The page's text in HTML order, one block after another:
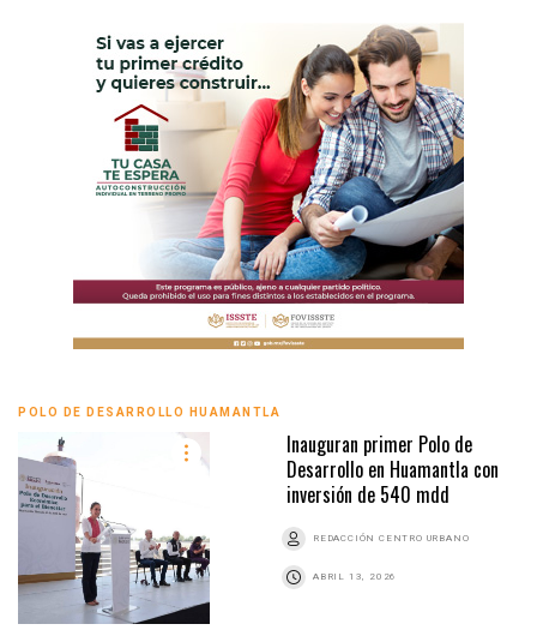
POLO DE DESARROLLO HUAMANTLA
Inauguran primer Polo de
Desarrollo en Huamantla con
inversión de 540 mdd
REDACCIÓN CENTRO URBANO
ABRIL 13, 2026